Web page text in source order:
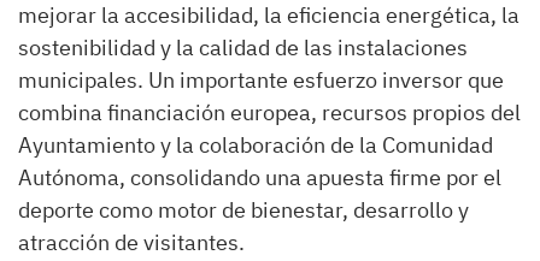
mejorar la accesibilidad, la eficiencia energética, la
sostenibilidad y la calidad de las instalaciones
municipales. Un importante esfuerzo inversor que
combina financiación europea, recursos propios del
Ayuntamiento y la colaboración de la Comunidad
Autónoma, consolidando una apuesta firme por el
deporte como motor de bienestar, desarrollo y
atracción de visitantes.